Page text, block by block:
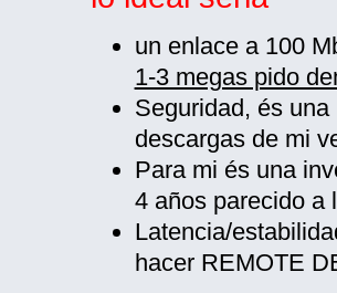
un enlace a 100
1-3 megas pido
Seguridad, és
descargas de mi
Para mi és una
4 años parecido a
Latencia/
hacer REMOTE